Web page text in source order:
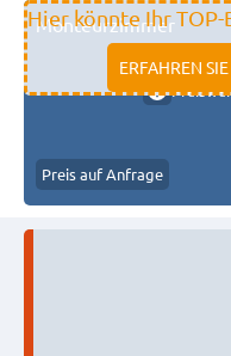
Hier könnte Ihr
ERFAHREN
Monteurzimmer
11333
Preis auf Anfrage